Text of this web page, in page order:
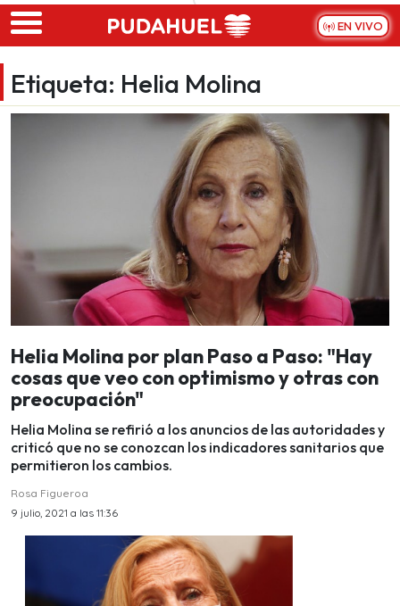
Skip to main content
EN VIVO
Etiqueta: Helia Molina
Helia Molina por plan Paso a Paso: "Hay
cosas que veo con optimismo y otras con
preocupación"
Helia Molina se refirió a los anuncios de las autoridades y
criticó que no se conozcan los indicadores sanitarios que
permitieron los cambios.
Rosa Figueroa
9 julio, 2021 a las 11:36